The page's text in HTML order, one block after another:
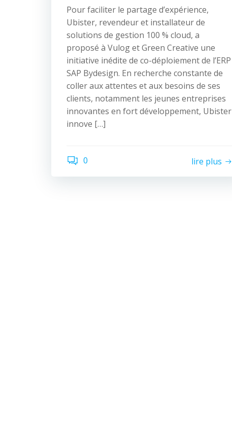
Pour faciliter le partage d’expérience,
Ubister, revendeur et installateur de
solutions de gestion 100 % cloud, a
proposé à Vulog et Green Creative une
initiative inédite de co-déploiement de l’ERP
SAP Bydesign. En recherche constante de
coller aux attentes et aux besoins de ses
clients, notamment les jeunes entreprises
innovantes en fort développement, Ubister
innove […]
0 lire plus